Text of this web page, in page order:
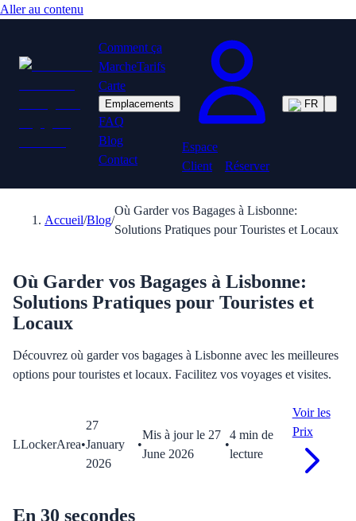
Aller au contenu
Comment ça
MarcheTarifs
Carte
Emplacements
FAQ
Blog
Contact
Espace
Client
Réserver
FR
Accueil/Blog/
Où Garder vos Bagages à Lisbonne:
Solutions Pratiques pour Touristes et Locaux
Où Garder vos Bagages à Lisbonne:
Solutions Pratiques pour Touristes et
Locaux
Découvrez où garder vos bagages à Lisbonne avec les meilleures
options pour touristes et locaux. Facilitez vos voyages et visites.
LLockerArea•
27
January
2026
•
Mis à jour le 27
June 2026
•
4 minde
lecture
Voir les
Prix
En 30 secondes